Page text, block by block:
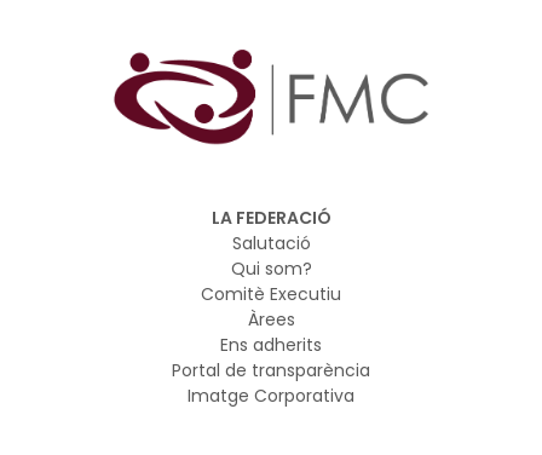
LA FEDERACIÓ
Salutació
Qui som?
Comitè Executiu
Àrees
Ens adherits
Portal de transparència
Imatge Corporativa